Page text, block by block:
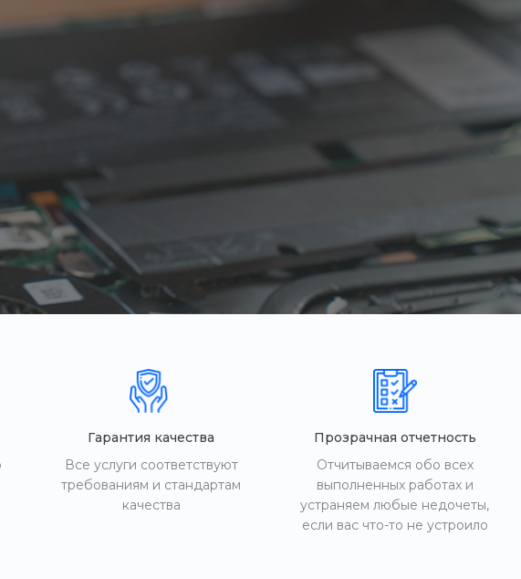
Гарантия качества
Все услуги соответствуют
требованиям и стандартам
качества
Прозрачная отчетность
Отчитываемся обо всех
выполненных работах и
устраняем любые недочеты,
если вас что-то не устроило